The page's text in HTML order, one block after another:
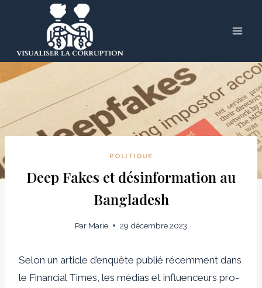
POLITIQUE
Deep Fakes et désinformation au
Bangladesh
Par Marie 29 décembre 2023
Selon un article d’enquête publié récemment dans
le Financial Times, les médias et influenceurs pro-